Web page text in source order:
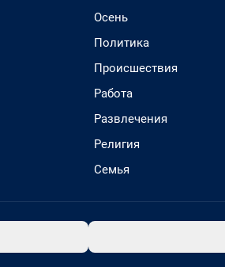
Осень
Политика
Происшествия
Работа
Развлечения
Религия
Семья